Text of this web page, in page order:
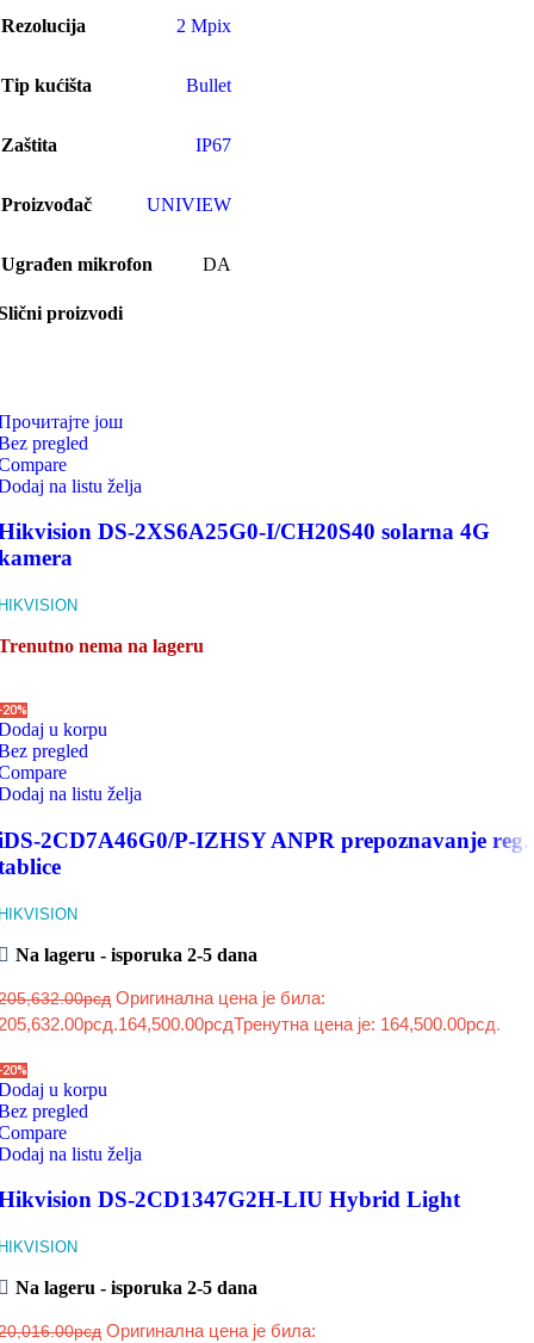
Rezolucija 2 Mpix
Tip kućišta Bullet
Zaštita IP67
Proizvođač UNIVIEW
Ugrađen mikrofon DA
proizvodi
још
pregled
na listu želja
DS-2XS6A25G0-I/CH20S40 solarna 4G
nema na lageru
u korpu
pregled
na listu želja
2CD7A46G0/P-IZHSY ANPR prepoznavanje reg.
Na lageru - isporuka 2-5 dana
рсд Оригинална цена је била:
164,500.00рсдТренутна цена је: 164,500.00рсд.
u korpu
pregled
na listu želja
DS-2CD1347G2H-LIU Hybrid Light
Na lageru - isporuka 2-5 dana
рсд Оригинална цена је била: